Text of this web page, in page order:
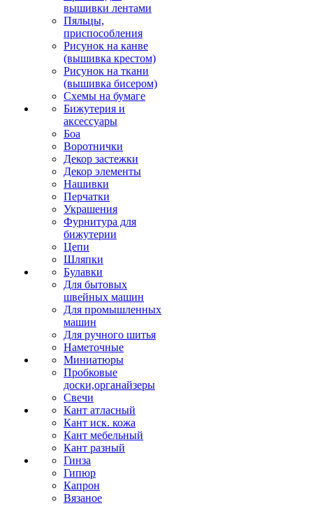
вышивки лентами
Пяльцы,
приспособления
Рисунок на канве
(вышивка крестом)
Рисунок на ткани
(вышивка бисером)
Схемы на бумаге
Бижутерия и
аксессуары
Боа
Воротнички
Декор застежки
Декор элементы
Нашивки
Перчатки
Украшения
Фурнитура для
бижутерии
Цепи
Шляпки
Булавки
Для бытовых
швейных машин
Для промышленных
машин
Для ручного шитья
Наметочные
Миниатюры
Пробковые
доски,органайзеры
Свечи
Кант атласный
Кант иск. кожа
Кант мебельный
Кант разный
Гинза
Гипюр
Капрон
Вязаное